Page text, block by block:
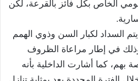
الخاص بكل فائز بالقرعة، لكن
السداد لكبار السن وذوي الهمم
في إطار مراعاة الظروف
بهم، كما أشارت الداخلية بأنه